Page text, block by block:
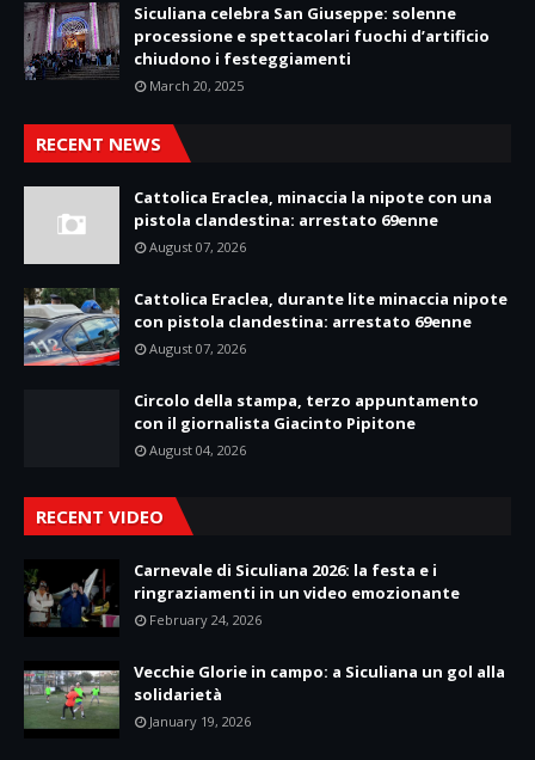
Siculiana celebra San Giuseppe: solenne
processione e spettacolari fuochi d’artificio
chiudono i festeggiamenti
March 20, 2025
RECENT NEWS
Cattolica Eraclea, minaccia la nipote con una
pistola clandestina: arrestato 69enne
August 07, 2026
Cattolica Eraclea, durante lite minaccia nipote
con pistola clandestina: arrestato 69enne
August 07, 2026
Circolo della stampa, terzo appuntamento
con il giornalista Giacinto Pipitone
August 04, 2026
RECENT VIDEO
Carnevale di Siculiana 2026: la festa e i
ringraziamenti in un video emozionante
February 24, 2026
Vecchie Glorie in campo: a Siculiana un gol alla
solidarietà
January 19, 2026